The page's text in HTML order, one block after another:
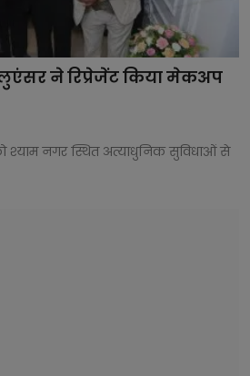
ने रिप्रेजेंट किया मेकअप
श्याम नगर स्थित अत्याधुनिक सुविधाओं से